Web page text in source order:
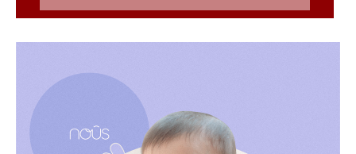
Với nguồn cảm hứng từ vẻ đẹp tinh nguyên
cùng năng lượng tình yêu của nữ thần Hera -
hiện thân của quyền uy và nhan sắc cho phái
đẹp, hoa hậu doanh nhân Lý Thiên Nương đã
kiến tạo nên Zehera Beauty & Spa - nơi những